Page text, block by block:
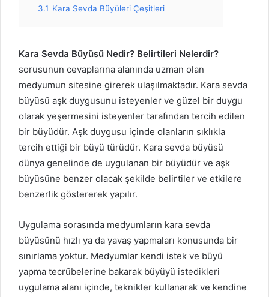
3.1 Kara Sevda Büyüleri Çeşitleri
Kara Sevda Büyüsü Nedir? Belirtileri Nelerdir?
sorusunun cevaplarına alanında uzman olan
medyumun sitesine girerek ulaşılmaktadır. Kara sevda
büyüsü aşk duygusunu isteyenler ve güzel bir duygu
olarak yeşermesini isteyenler tarafından tercih edilen
bir büyüdür. Aşk duygusu içinde olanların sıklıkla
tercih ettiği bir büyü türüdür. Kara sevda büyüsü
dünya genelinde de uygulanan bir büyüdür ve aşk
büyüsüne benzer olacak şekilde belirtiler ve etkilere
benzerlik göstererek yapılır.
Uygulama sorasında medyumların kara sevda
büyüsünü hızlı ya da yavaş yapmaları konusunda bir
sınırlama yoktur. Medyumlar kendi istek ve büyü
yapma tecrübelerine bakarak büyüyü istedikleri
uygulama alanı içinde, teknikler kullanarak ve kendine